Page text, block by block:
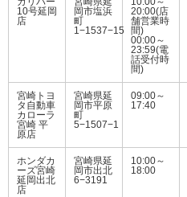
10号延岡
店
岡市塩浜
町
1−1537−15
20:00(店
舗営業時
間)
00:00～
23:59(電
話受付時
間)
宮崎トヨ
タ自動車
カローラ
宮崎 平
原店
宮崎県延
岡市平原
町
5−1507−1
09:00～
17:40
ホンダカ
ーズ宮崎
延岡出北
店
宮崎県延
岡市出北
6−3191
10:00～
18:00